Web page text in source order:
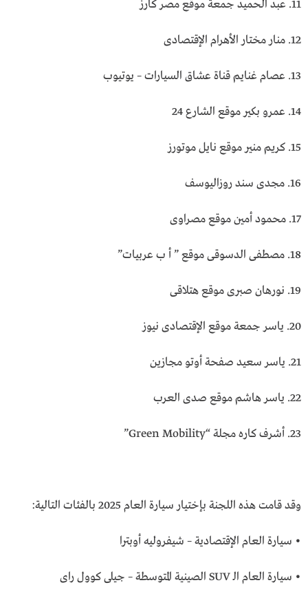
11. عبد الحميد جمعة موقع مصر كارز
12. منار مختار الأهرام الإقتصادى
13. عصام غنايم قناة عشاق السيارات – يوتيوب
14. عمرو بكـــــير موقع الشــارع 24
15. كريم منير موقع نايل موتورز
16. مجدى سند روزاليوسف
17. محمود أمين موقع مصراوى
18. مصطفى الدسوقى موقع ” أ ب عربيات”
19. نورهان صبرى موقع هتلاقى
20. ياسر جمعة موقع الإقتصادى نيوز
21. ياسر سعيد صفحة أوتو مجازين
22. ياسر هاشم موقع صدى العرب
23. أشرف كـــاره مجلة “Green Mobility”
وقد قامت هذه اللجنة بإختيار سيارة العام 2025 بالفئات التالية:
• سيارة العام الإقتصادية – شيفروليه أوبترا
• سيارة العام الـ SUV الصينية المتوسطة – جيلى كوول راى